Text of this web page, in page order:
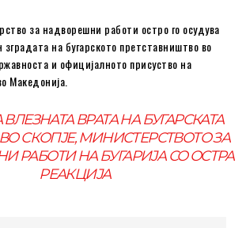
за надворешни работи остро го осудува
зградата на бугарското претставништво во
и официјалното присуство на
Македонија.
ВРАТА НА БУГАРСКАТА
СКОПЈЕ, МИНИСТЕРСТВОТО ЗА
РАБОТИ НА БУГАРИЈА СО ОСТРА
РЕАКЦИЈА